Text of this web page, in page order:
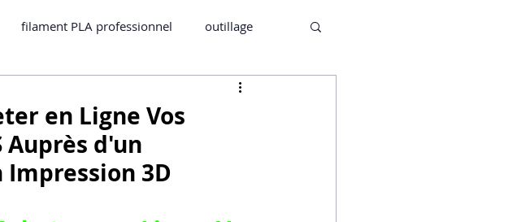
filament PLA professionnel outillage
3D impression 3D
en Ligne Vos
Auprès d'un
3D